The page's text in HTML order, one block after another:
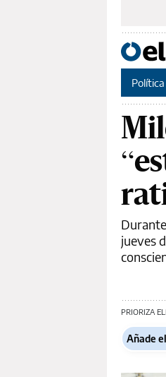
Política
jueves
PRIORIZA
Añade